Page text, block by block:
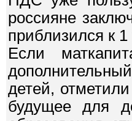
россияне
приблизился к
Если
детей,
будущее для